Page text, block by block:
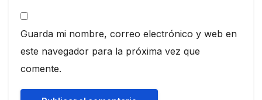
Guarda mi nombre, correo electrónico y web en
este navegador para la próxima vez que
comente.